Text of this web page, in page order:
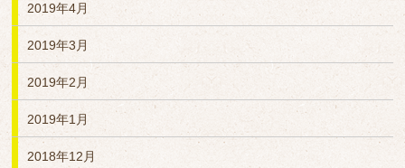
2019年4月
2019年3月
2019年2月
2019年1月
2018年12月